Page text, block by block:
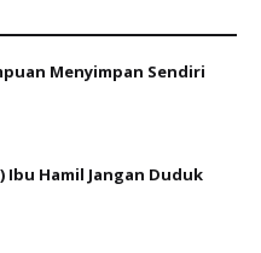
Menyimpan Sendiri
Hamil Jangan Duduk